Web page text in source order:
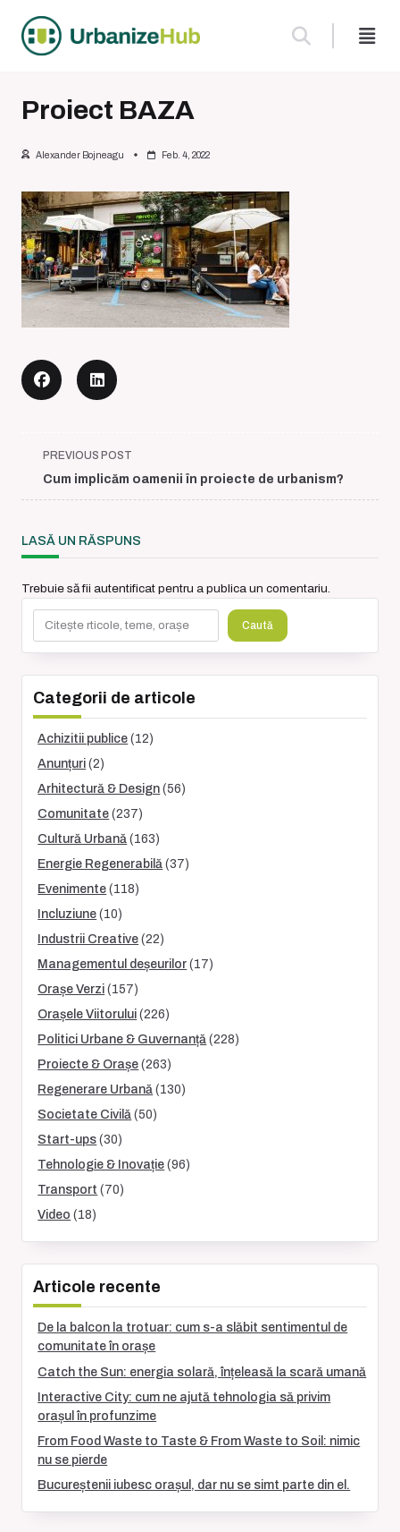
content
Proiect BAZA
Alexander Bojneagu Feb. 4, 2022
<span
class="nav-
subtitle
reader-
text">Page</span>
PREVIOUS POST
Cum implicăm oamenii în proiecte de urbanism?
LASĂ UN RĂSPUNS
Trebuie să fii autentificat pentru a publica un comentariu.
Caută
Categorii de articole
Achizitii publice (12)
Anunțuri (2)
Arhitectură & Design (56)
Comunitate (237)
Cultură Urbană (163)
Energie Regenerabilă (37)
Evenimente (118)
Incluziune (10)
Industrii Creative (22)
Managementul deșeurilor (17)
Orașe Verzi (157)
Orașele Viitorului (226)
Politici Urbane & Guvernanță (228)
Proiecte & Orașe (263)
Regenerare Urbană (130)
Societate Civilă (50)
Start-ups (30)
Tehnologie & Inovație (96)
Transport (70)
Video (18)
Articole recente
De la balcon la trotuar: cum s-a slăbit sentimentul de
comunitate în orașe
Catch the Sun: energia solară, înțeleasă la scară umană
Interactive City: cum ne ajută tehnologia să privim
orașul în profunzime
From Food Waste to Taste & From Waste to Soil: nimic
nu se pierde
Bucureștenii iubesc orașul, dar nu se simt parte din el.